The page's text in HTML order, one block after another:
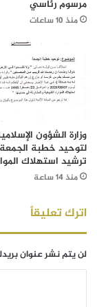
مرسوم رئاسي
منذ 10 ساعات
وزارة الشؤون
لتوحيد خطبة
ترشيد استهلاك
منذ 14 ساعة
اترك تعليقاً
لن يتم نشر عنوان